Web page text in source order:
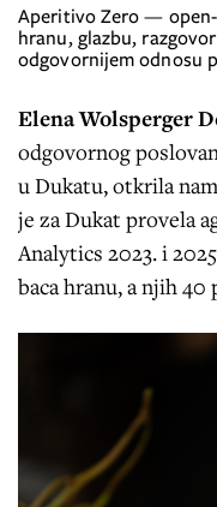
Aperitivo Zero —
hranu, glazbu,
odgovornijem odnosu
Elena Wolsperger
odgovornog
u Dukatu, otkrila
je za Dukat provela
Analytics 2023. i
baca hranu, a njih